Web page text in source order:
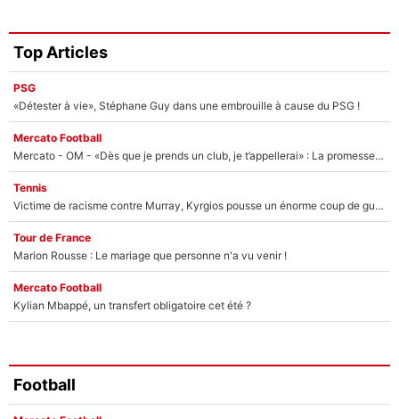
Top Articles
PSG
«Détester à vie», Stéphane Guy dans une embrouille à cause du PSG !
Mercato Football
Mercato - OM - «Dès que je prends un club, je t’appellerai» : La promesse de Marcelino au moment de claquer la porte
Tennis
Victime de racisme contre Murray, Kyrgios pousse un énorme coup de gueule !
Tour de France
Marion Rousse : Le mariage que personne n'a vu venir !
Mercato Football
Kylian Mbappé, un transfert obligatoire cet été ?
Football